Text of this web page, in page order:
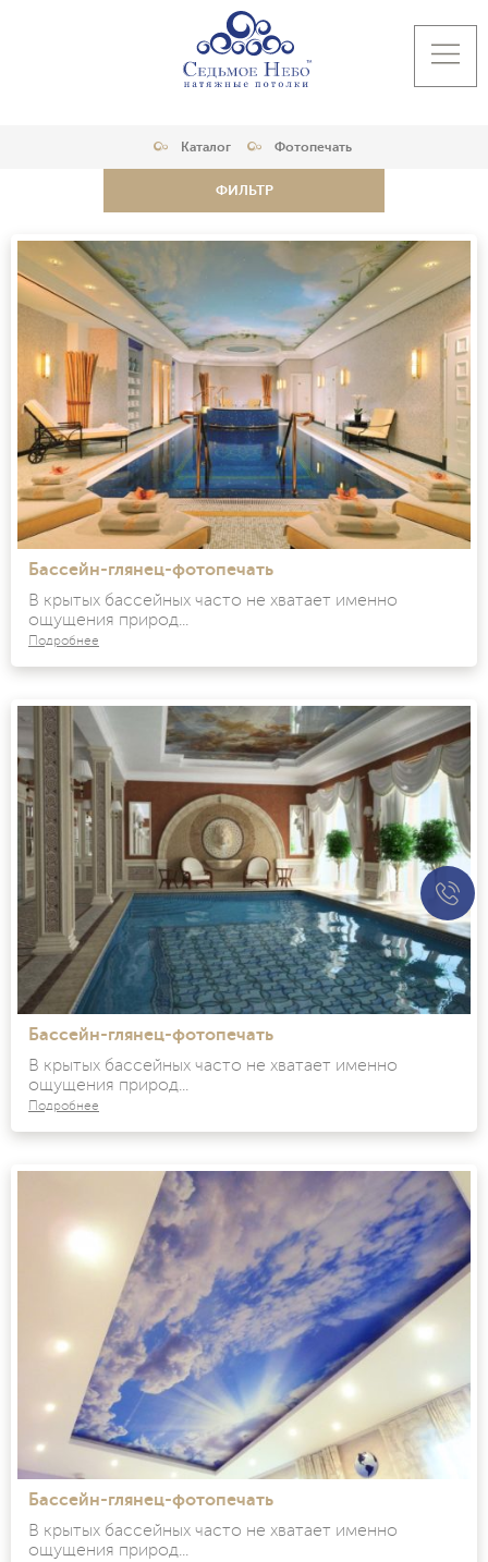
Каталог Фотопечать
ФИЛЬТР
Бассейн-глянец-фотопечать
В крытых бассейных часто не хватает именно
ощущения природ...
Подробнее
Бассейн-глянец-фотопечать
В крытых бассейных часто не хватает именно
ощущения природ...
Подробнее
Бассейн-глянец-фотопечать
В крытых бассейных часто не хватает именно
ощущения природ...